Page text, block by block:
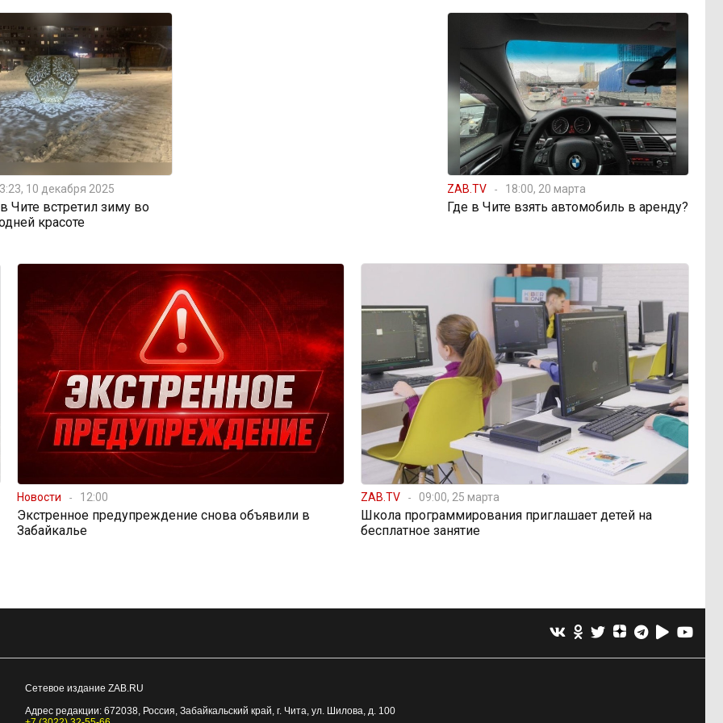
10 декабря 2025
встретил зиму во
красоте
ZAB.TV 18:00, 20 марта
Где в Чите взять автомобиль в аренду?
Новости 12:00
Экстренное предупреждение снова объявили в
Забайкалье
ZAB.TV 09:00, 25 марта
Школа программирования приглашает детей на
бесплатное занятие
Сетевое издание ZAB.RU
Адрес редакции: 672038, Россия, Забайкальский край, г. Чита, ул. Шилова, д. 100